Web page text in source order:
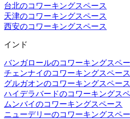
台北のコワーキングスペース
天津のコワーキングスペース
西安のコワーキングスペース
インド
バンガロールのコワーキングスペ
チェンナイのコワーキングスペース
グルガオンのコワーキングスペース
ハイデラバードのコワーキングス
ムンバイのコワーキングスペース
ニューデリーのコワーキングスペ